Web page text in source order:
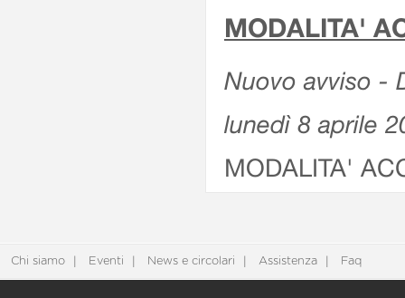
MODALITA'
Nuovo avviso -
lunedì 8 aprile
MODALITA'
Chi siamo Eventi News e circolari Assistenza Faq